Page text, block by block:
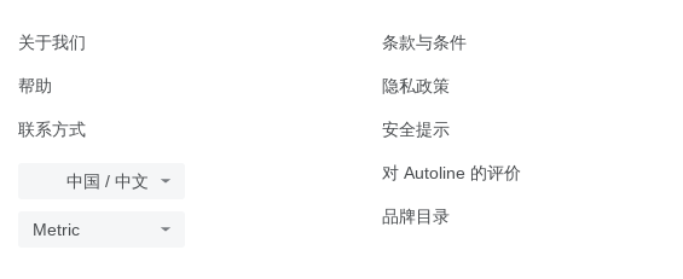
关于我们
帮助
联系方式
中国 / 中文
Metric
条款与条件
隐私政策
安全提示
对 Autoline 的评价
品牌目录